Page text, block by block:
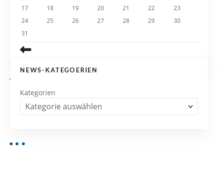
17
18 19 20 21 22
23
24
25 26 27 28 29
30
31
NEWS-KATEGOERIEN
Kategorien